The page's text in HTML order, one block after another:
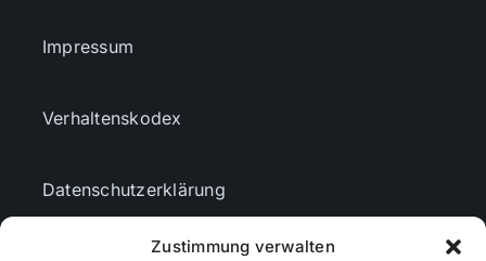
Zustimmung verwalten
Impressum
Verhaltenskodex
Datenschutzerklärung